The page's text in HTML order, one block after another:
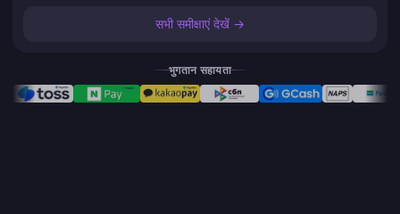
सभी समीक्षाएं देखें →
भुगतान सहायता